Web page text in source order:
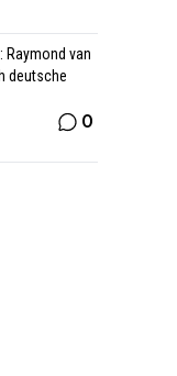
van
deutsche
0